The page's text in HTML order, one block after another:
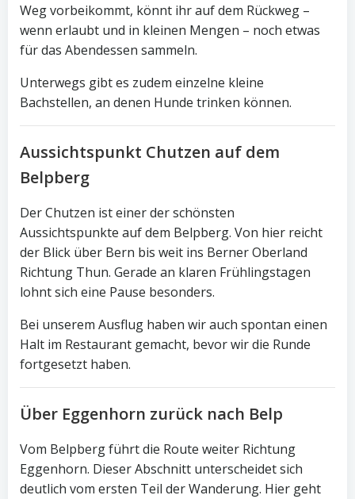
Weg vorbeikommt, könnt ihr auf dem Rückweg –
wenn erlaubt und in kleinen Mengen – noch etwas
für das Abendessen sammeln.
Unterwegs gibt es zudem einzelne kleine
Bachstellen, an denen Hunde trinken können.
Aussichtspunkt Chutzen auf dem
Belpberg
Der Chutzen ist einer der schönsten
Aussichtspunkte auf dem Belpberg. Von hier reicht
der Blick über Bern bis weit ins Berner Oberland
Richtung Thun. Gerade an klaren Frühlingstagen
lohnt sich eine Pause besonders.
Bei unserem Ausflug haben wir auch spontan einen
Halt im Restaurant gemacht, bevor wir die Runde
fortgesetzt haben.
Über Eggenhorn zurück nach Belp
Vom Belpberg führt die Route weiter Richtung
Eggenhorn. Dieser Abschnitt unterscheidet sich
deutlich vom ersten Teil der Wanderung. Hier geht